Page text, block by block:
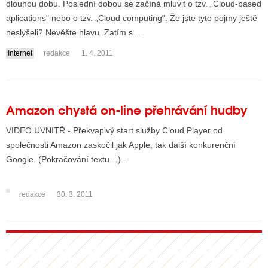
TELEVIZE
TELEVIZÍ
INTERNET
STRÁNKY TV
TISK
dlouhou dobu. Poslední dobou se začíná mluvit o tzv. „Cloud-based
aplications" nebo o tzv. „Cloud computing". Že jste tyto pojmy ještě
neslyšeli? Nevěšte hlavu. Zatím s...
Internet redakce 1. 4. 2011
Amazon chystá on-line přehrávání hudby
VIDEO UVNITŘ - Překvapivý start služby Cloud Player od
společnosti Amazon zaskočil jak Apple, tak další konkurenční
Google. (Pokračování textu…)...
redakce 30. 3. 2011